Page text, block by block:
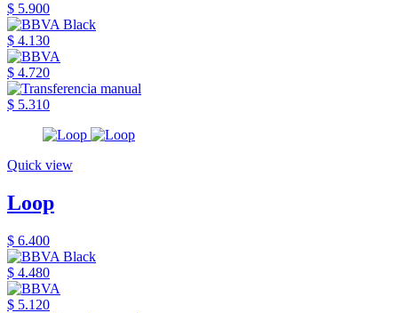
$ 5.900
$ 4.130
$ 4.720
$ 5.310
Quick view
Loop
$ 6.400
$ 4.480
$ 5.120